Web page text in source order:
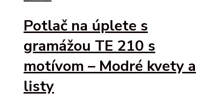
Potlač na úplete s
gramážou TE 210 s
motívom – Modré kvety a
listy